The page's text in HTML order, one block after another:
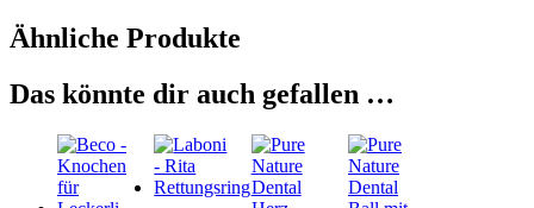
Ähnliche Produkte
Das könnte dir auch gefallen …